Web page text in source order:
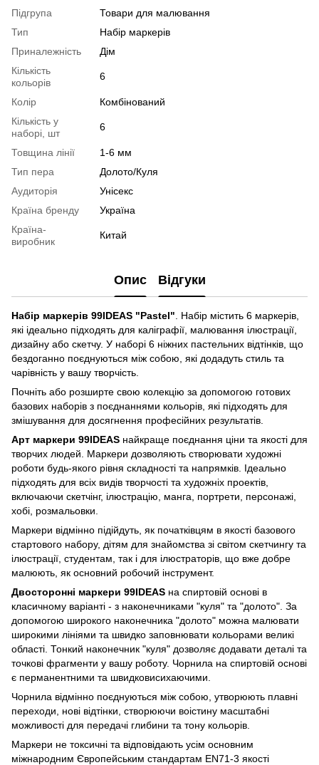
Підгрупа
Товари для малювання
Тип
Набір маркерів
Приналежність
Дім
Кількість
кольорів
6
Колір
Комбінований
Кількість у
наборі, шт
6
Товщина лінії
1-6 мм
Тип пера
Долото/Куля
Аудиторія
Унісекс
Країна бренду
Україна
Країна-
виробник
Китай
Опис Відгуки
Набір маркерів 99IDEAS "Pastel" . Набір містить 6 маркерів,
які ідеально підходять для каліграфії, малювання ілюстрації,
дизайну або скетчу. У наборі 6 ніжних пастельних відтінків, що
бездоганно поєднуються між собою, які додадуть стиль та
чарівність у вашу творчість.
Почніть або розширте свою колекцію за допомогою готових
базових наборів з поєднаннями кольорів, які підходять для
змішування для досягнення професійних результатів.
Арт маркери 99IDEAS найкраще поєднання ціни та якості для
творчих людей. Маркери дозволяють створювати художні
роботи будь-якого рівня складності та напрямків. Ідеально
підходять для всіх видів творчості та художніх проектів,
включаючи скетчінг, ілюстрацію, манга, портрети, персонажі,
хобі, розмальовки.
Маркери відмінно підійдуть, як початківцям в якості базового
стартового набору, дітям для знайомства зі світом скетчингу та
ілюстрації, студентам, так і для ілюстраторів, що вже добре
малюють, як основний робочий інструмент.
Двосторонні маркери 99IDEAS на спиртовій основі в
класичному варіанті - з наконечниками "куля" та "долото". За
допомогою широкого наконечника "долото" можна малювати
широкими лініями та швидко заповнювати кольорами великі
області. Тонкий наконечник "куля" дозволяє додавати деталі та
точкові фрагменти у вашу роботу. Чорнила на спиртовій основі
є перманентними та швидковисихаючими.
Чорнила відмінно поєднуються між собою, утворюють плавні
переходи, нові відтінки, створюючи воістину масштабні
можливості для передачі глибини та тону кольорів.
Маркери не токсичні та відповідають усім основним
міжнародним Європейським стандартам EN71-3 якості